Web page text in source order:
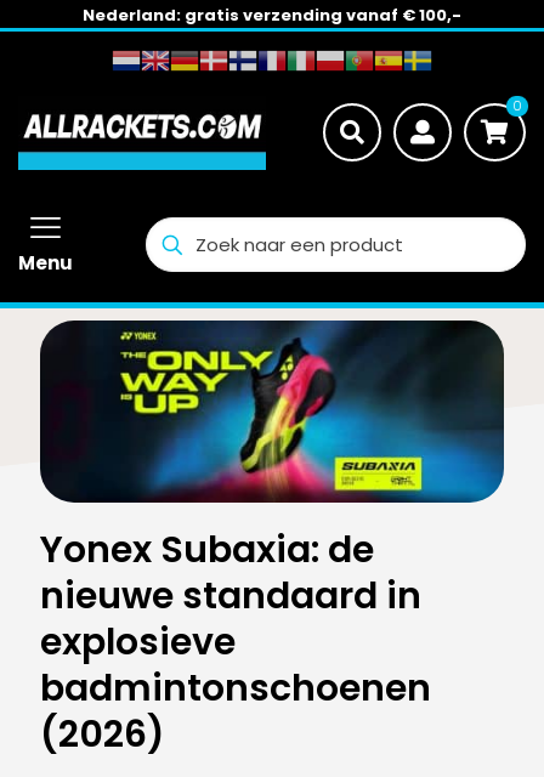
Nederland: gratis verzending vanaf € 100,-
0
Menu
Yonex Subaxia: de
nieuwe standaard in
explosieve
badmintonschoenen
(2026)